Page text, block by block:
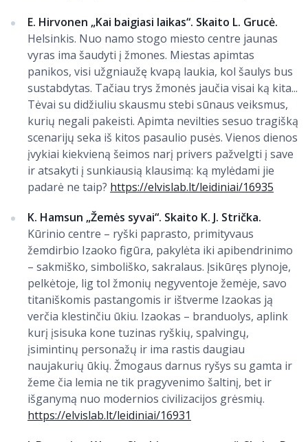
E. Hirvonen „Kai baigiasi laikas“. Skaito L. Grucė.
Helsinkis. Nuo namo stogo miesto centre jaunas
vyras ima šaudyti į žmones. Miestas apimtas
panikos, visi užgniaužę kvapą laukia, kol šaulys bus
sustabdytas. Tačiau trys žmonės jaučia visai ką kita...
Tėvai su didžiuliu skausmu stebi sūnaus veiksmus,
kurių negali pakeisti. Apimta nevilties sesuo tragišką
scenarijų seka iš kitos pasaulio pusės. Vienos dienos
įvykiai kiekvieną šeimos narį privers pažvelgti į save
ir atsakyti į sunkiausią klausimą: ką mylėdami jie
padarė ne taip? https://elvislab.lt/leidiniai/16935
K. Hamsun „Žemės syvai“. Skaito K. J. Strička.
Kūrinio centre – ryški paprasto, primityvaus
žemdirbio Izaoko figūra, pakylėta iki apibendrinimo
– sakmiško, simboliško, sakralaus. Įsikūręs plynoje,
pelkėtoje, lig tol žmonių negyventoje žemėje, savo
titaniškomis pastangomis ir ištverme Izaokas ją
verčia klestinčiu ūkiu. Izaokas – branduolys, aplink
kurį įsisuka kone tuzinas ryškių, spalvingų,
įsimintinų personažų ir ima rastis daugiau
naujakurių ūkių. Žmogaus darnus ryšys su gamta ir
žeme čia lemia ne tik pragyvenimo šaltinį, bet ir
išganymą nuo modernios civilizacijos grėsmių.
https://elvislab.lt/leidiniai/16931